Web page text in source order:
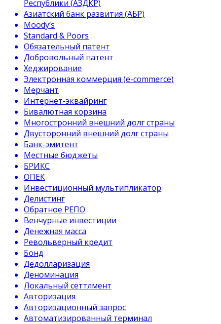
Республики (АЗДКР)
Азиатский банк развития (АБР)
Moody’s
Standard & Poors
Обязательный патент
Добровольный патент
Хеджирование
Электронная коммерция (e-commerce)
Мерчант
Интернет-эквайринг
Бивалютная корзина
Многостронний внешний долг страны
Двусторонний внешний долг страны
Банк-эмитент
Местные бюджеты
БРИКС
ОПЕК
Инвестиционный мультипликатор
Делистинг
Обратное РЕПО
Венчурные инвестиции
Денежная масса
Револьверный кредит
Бонд
Дедолларизация
Деноминация
Локальный сеттлмент
Авторизация
Авторизационный запрос
Автоматизированный терминал